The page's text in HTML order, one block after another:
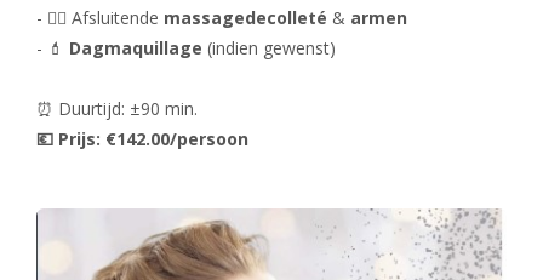
- 💆‍♀️ Afsluitende massagedecolleté & armen
- 💄 Dagmaquillage (indien gewenst)
⏰ Duurtijd: ±90 min.
💶 Prijs: €142.00/persoon